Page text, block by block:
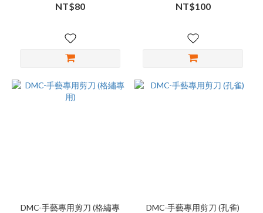
NT$80 NT$100
DMC-手藝專用剪刀 (格繡專
DMC-手藝專用剪刀 (孔雀)